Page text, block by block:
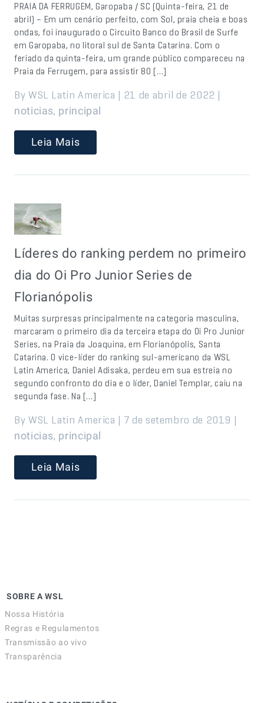
PRAIA DA FERRUGEM, Garopaba / SC (Quinta-feira, 21 de
abril) – Em um cenário perfeito, com Sol, praia cheia e boas
ondas, foi inaugurado o Circuito Banco do Brasil de Surfe
em Garopaba, no litoral sul de Santa Catarina. Com o
feriado da quinta-feira, um grande público compareceu na
Praia da Ferrugem, para assistir 80 […]
By WSL Latin America | 21 de abril de 2022 |
noticias, principal
Leia Mais
Líderes do ranking perdem no primeiro
dia do Oi Pro Junior Series de
Florianópolis
Muitas surpresas principalmente na categoria masculina,
marcaram o primeiro dia da terceira etapa do Oi Pro Junior
Series, na Praia da Joaquina, em Florianópolis, Santa
Catarina. O vice-líder do ranking sul-americano da WSL
Latin America, Daniel Adisaka, perdeu em sua estreia no
segundo confronto do dia e o líder, Daniel Templar, caiu na
segunda fase. Na […]
By WSL Latin America | 7 de setembro de 2019 |
noticias, principal
Leia Mais
SOBRE A WSL
Nossa História
Regras e Regulamentos
Transmissão ao vivo
Transparência